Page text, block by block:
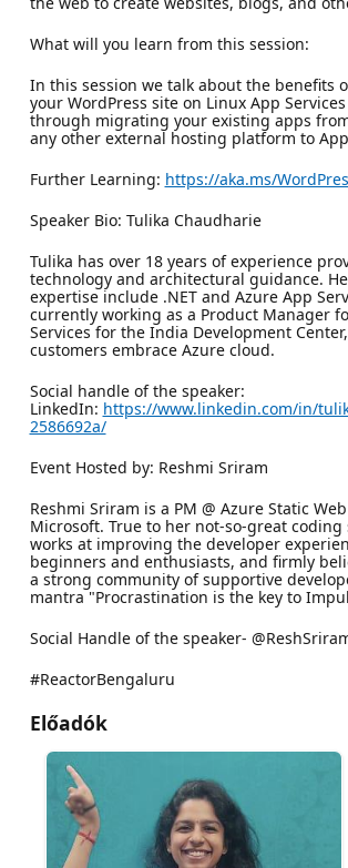
What will you learn from this session:
In this session we talk about the benefits
your WordPress site on Linux App
through migrating your existing apps
any other external hosting platform to
Further Learning: https://aka.ms/
Speaker Bio: Tulika Chaudharie
Tulika has over 18 years of experience
technology and architectural guidance.
expertise include .NET and Azure App
currently working as a Product Manager
Services for the India Development
customers embrace Azure cloud.
Social handle of the speaker:
LinkedIn: https://www.linkedin.com/in/
2586692a/
Event Hosted by: Reshmi Sriram
Reshmi Sriram is a PM @ Azure Static
Microsoft. True to her not-so-great coding
works at improving the developer
beginners and enthusiasts, and firmly
a strong community of supportive
mantra "Procrastination is the key to
Social Handle of the speaker-
#ReactorBengaluru
Előadók